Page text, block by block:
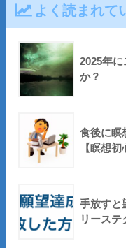
よく読まれて
2025年
か？
食後に瞑
【瞑想初
手放すと
リース